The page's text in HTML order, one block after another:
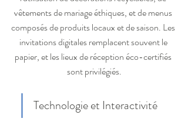
vêtements de mariage éthiques, et de menus
composés de produits locaux et de saison. Les
invitations digitales remplacent souvent le
papier, et les lieux de réception éco-certifiés
sont privilégiés.
Technologie et Interactivité